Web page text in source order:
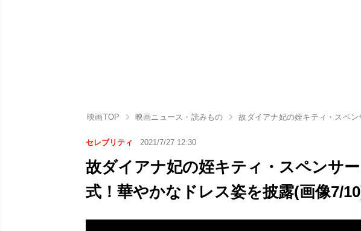
映画TOP 映画ニュース・読みもの 故ダイアナ妃の姪キティ・スペ
セレブリティ 2021/7/27 12:30
故ダイアナ妃の姪キティ・スペンサ
式！華やかなドレス姿を披露(画像7/